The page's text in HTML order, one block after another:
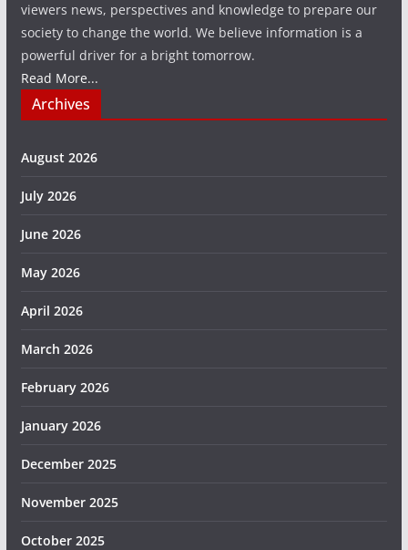
viewers news, perspectives and knowledge to prepare our
society to change the world. We believe information is a
powerful driver for a bright tomorrow.
Read More...
Archives
August 2026
July 2026
June 2026
May 2026
April 2026
March 2026
February 2026
January 2026
December 2025
November 2025
October 2025